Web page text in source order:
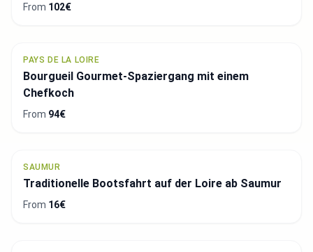
From 102€
PAYS DE LA LOIRE
Bourgueil Gourmet-Spaziergang mit einem
Chefkoch
From 94€
SAUMUR
Traditionelle Bootsfahrt auf der Loire ab Saumur
From 16€